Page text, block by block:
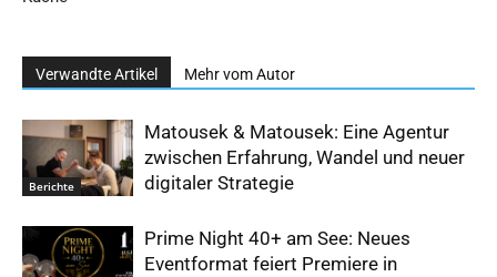
Verwandte Artikel Mehr vom Autor
Berichte
Matousek & Matousek: Eine Agentur
zwischen Erfahrung, Wandel und neuer
digitaler Strategie
Prime Night 40+ am See: Neues
Eventformat feiert Premiere in